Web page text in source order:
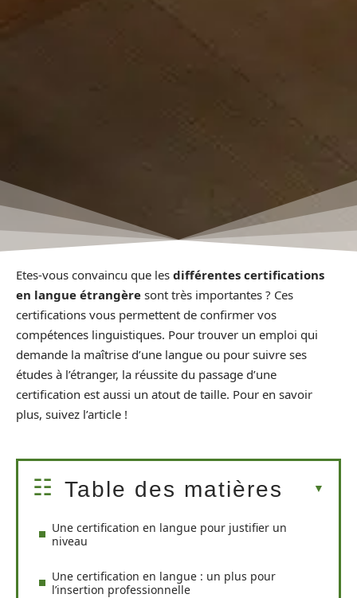
Etes-vous convaincu que les différentes certifications
en langue étrangère sont très importantes ? Ces
certifications vous permettent de confirmer vos
compétences linguistiques. Pour trouver un emploi qui
demande la maîtrise d’une langue ou pour suivre ses
études à l’étranger, la réussite du passage d’une
certification est aussi un atout de taille. Pour en savoir
plus, suivez l’article !
Table des matières
Une certification en langue pour justifier un
niveau
Une certification en langue : un plus pour
l’insertion professionnelle